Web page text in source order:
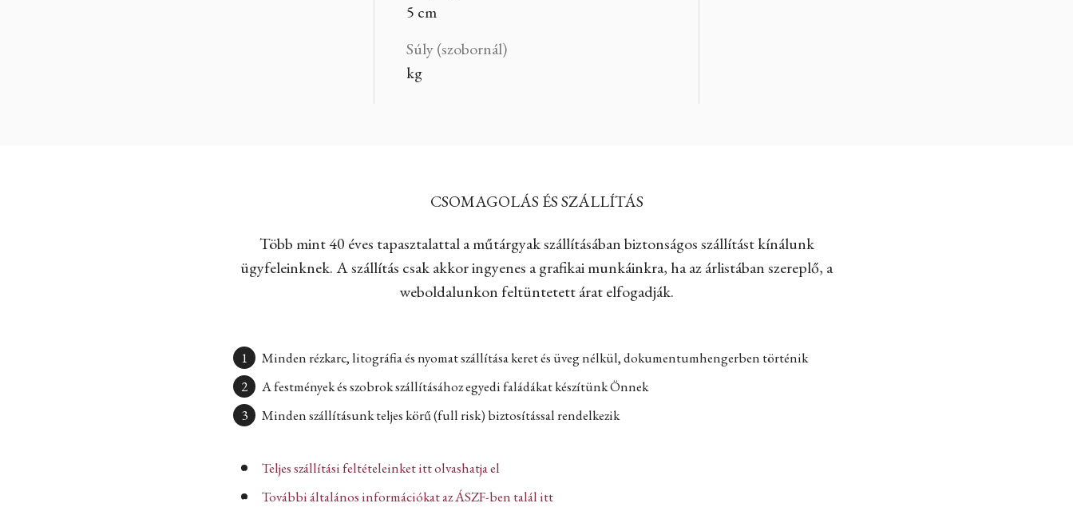
5 cm
Súly (szobornál)
kg
CSOMAGOLÁS ÉS SZÁLLÍTÁS
Több mint 40 éves tapasztalattal a műtárgyak szállításában biztonságos szállítást kínálunk
ügyfeleinknek. A szállítás csak akkor ingyenes a grafikai munkáinkra, ha az árlistában szereplő, a
weboldalunkon feltüntetett árat elfogadják.
Minden rézkarc, litográfia és nyomat szállítása keret és üveg nélkül, dokumentumhengerben történik
A festmények és szobrok szállításához egyedi faládákat készítünk Önnek
Minden szállításunk teljes körű (full risk) biztosítással rendelkezik
Teljes szállítási feltételeinket itt olvashatja el
További általános információkat az ÁSZF-ben talál itt